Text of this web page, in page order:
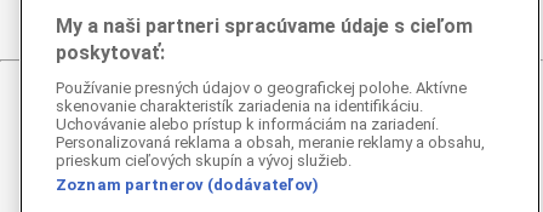
RSS
© 2026 Epoch Times Slovensko
Všetky práva vyhradené. Publikovanie alebo ďalšie šírenie
správ a fotografií zo zdrojov TASR je bez
My a naši partneri spracúvame údaje s cieľom
poskytovať:
Používanie presných údajov o geografickej polohe. Aktívne
skenovanie charakteristík zariadenia na identifikáciu.
Uchovávanie alebo prístup k informáciám na zariadení.
Personalizovaná reklama a obsah, meranie reklamy a obsahu,
prieskum cieľových skupín a vývoj služieb.
Zoznam partnerov (dodávateľov)